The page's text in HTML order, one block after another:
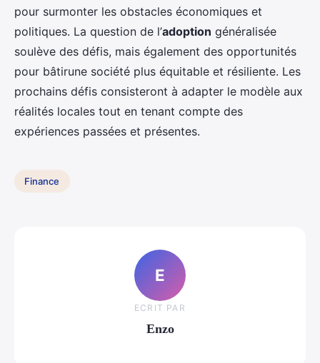
pour surmonter les obstacles économiques et
politiques. La question de l’adoption généralisée
soulève des défis, mais également des opportunités
pour bâtirune société plus équitable et résiliente. Les
prochains défis consisteront à adapter le modèle aux
réalités locales tout en tenant compte des
expériences passées et présentes.
Finance
E
ECRIT PAR
Enzo